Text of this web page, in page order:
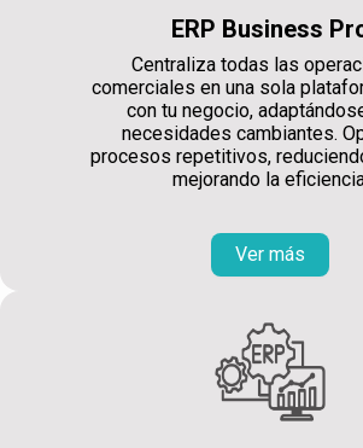
ERP Business
Centraliza todas las
comerciales en una sola
con tu negocio,
necesidades cambiantes.
procesos repetitivos,
mejorando la
Ver más